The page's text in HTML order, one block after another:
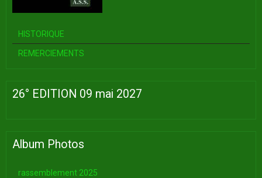
HISTORIQUE
REMERCIEMENTS
26° EDITION 09 mai 2027
Album Photos
rassemblement 2025